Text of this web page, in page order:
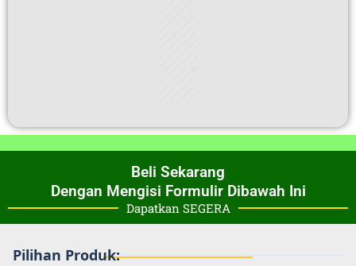
Beli Sekarang
Dengan Mengisi Formulir Dibawah Ini
Dapatkan SEGERA
Pilihan Produk: